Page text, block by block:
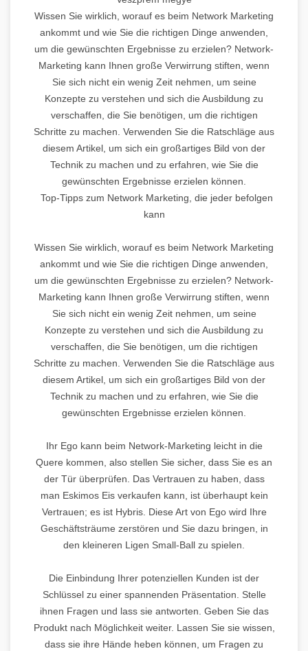
Wissen Sie wirklich, worauf es beim Network Marketing
ankommt und wie Sie die richtigen Dinge anwenden,
um die gewünschten Ergebnisse zu erzielen? Network-
Marketing kann Ihnen große Verwirrung stiften, wenn
Sie sich nicht ein wenig Zeit nehmen, um seine
Konzepte zu verstehen und sich die Ausbildung zu
verschaffen, die Sie benötigen, um die richtigen
Schritte zu machen. Verwenden Sie die Ratschläge aus
diesem Artikel, um sich ein großartiges Bild von der
Technik zu machen und zu erfahren, wie Sie die
gewünschten Ergebnisse erzielen können.
Top-Tipps zum Network Marketing, die jeder befolgen
kann
Wissen Sie wirklich, worauf es beim Network Marketing
ankommt und wie Sie die richtigen Dinge anwenden,
um die gewünschten Ergebnisse zu erzielen? Network-
Marketing kann Ihnen große Verwirrung stiften, wenn
Sie sich nicht ein wenig Zeit nehmen, um seine
Konzepte zu verstehen und sich die Ausbildung zu
verschaffen, die Sie benötigen, um die richtigen
Schritte zu machen. Verwenden Sie die Ratschläge aus
diesem Artikel, um sich ein großartiges Bild von der
Technik zu machen und zu erfahren, wie Sie die
gewünschten Ergebnisse erzielen können.
Ihr Ego kann beim Network-Marketing leicht in die
Quere kommen, also stellen Sie sicher, dass Sie es an
der Tür überprüfen. Das Vertrauen zu haben, dass
man Eskimos Eis verkaufen kann, ist überhaupt kein
Vertrauen; es ist Hybris. Diese Art von Ego wird Ihre
Geschäftsträume zerstören und Sie dazu bringen, in
den kleineren Ligen Small-Ball zu spielen.
Die Einbindung Ihrer potenziellen Kunden ist der
Schlüssel zu einer spannenden Präsentation. Stelle
ihnen Fragen und lass sie antworten. Geben Sie das
Produkt nach Möglichkeit weiter. Lassen Sie sie wissen,
dass sie ihre Hände heben können, um Fragen zu